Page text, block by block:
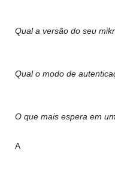
Qual a versão do seu
Qual o modo de
O que mais espera em
A